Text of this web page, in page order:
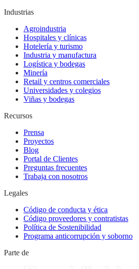
Industrias
Agroindustria
Hospitales y clínicas
Hotelería y turismo
Industria y manufactura
Logística y bodegas
Minería
Retail y centros comerciales
Universidades y colegios
Viñas y bodegas
Recursos
Prensa
Proyectos
Blog
Portal de Clientes
Preguntas frecuentes
Trabaja con nosotros
Legales
Código de conducta y ética
Código proveedores y contratistas
Política de Sostenibilidad
Programa anticorrupción y soborno
Parte de